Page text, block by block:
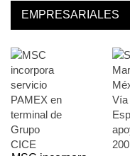
EMPRESARIALES